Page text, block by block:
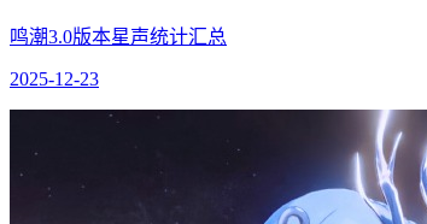
鸣潮3.0版本星声统计汇总
2025-12-23